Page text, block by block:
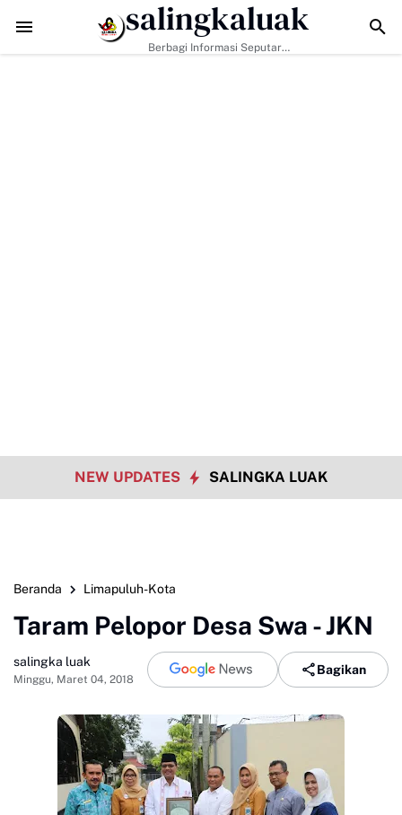
Tantangan Era Digital, Arisal Aziz Ajak Masyarakat Perkuat Nilai
salingkaluak
Berbagi Informasi Seputar
NEW UPDATES SALINGKA LUAK
Beranda Limapuluh-Kota
Taram Pelopor Desa Swa - JKN
salingka luak
Minggu, Maret 04, 2018
Bagikan